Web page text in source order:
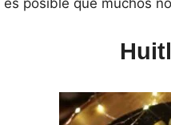
es posible que muchos